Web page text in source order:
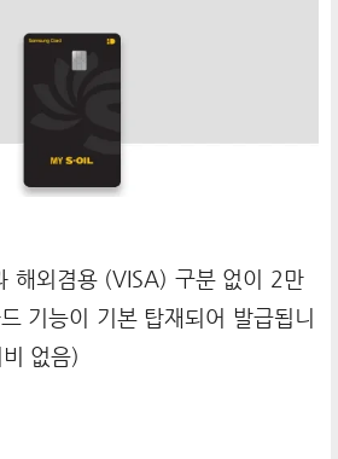
해외겸용 (VISA) 구분 없이 2만
기능이 기본 탑재되어 발급됩니
없음)